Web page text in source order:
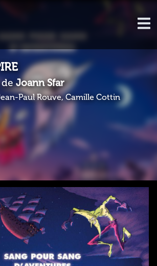
deJoann Sfar
Paul Rouve, Camille Cottin